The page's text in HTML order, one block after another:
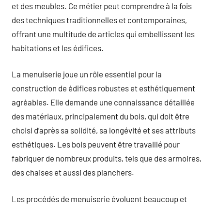
et des meubles. Ce métier peut comprendre à la fois
des techniques traditionnelles et contemporaines,
offrant une multitude de articles qui embellissent les
habitations et les édifices.
La menuiserie joue un rôle essentiel pour la
construction de édifices robustes et esthétiquement
agréables. Elle demande une connaissance détaillée
des matériaux, principalement du bois, qui doit être
choisi d’après sa solidité, sa longévité et ses attributs
esthétiques. Les bois peuvent être travaillé pour
fabriquer de nombreux produits, tels que des armoires,
des chaises et aussi des planchers.
Les procédés de menuiserie évoluent beaucoup et